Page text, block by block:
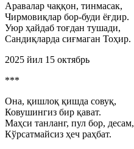
Аравалар чаққон, тинмасак,
Чирмовиқлар бор-буди ёғдир.
Уюр ҳайдаб тоғдан тушади,
Сандиқларда сиғмаган Тоҳир.
2025 йил 15 октябрь
***
Она, қишлоқ қишда совуқ,
Ковушингиз бир қават.
Маҳси танланг, пул бор, десам,
Кўрсатмайсиз ҳеч раҳбат.